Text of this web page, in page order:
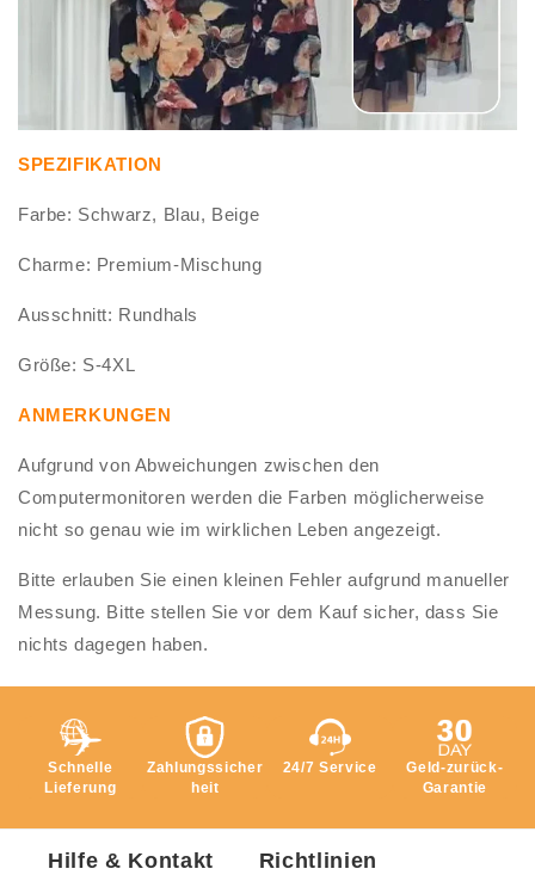
SPEZIFIKATION
Farbe: Schwarz, Blau, Beige
Charme: Premium-Mischung
Ausschnitt: Rundhals
Größe: S-4XL
ANMERKUNGEN
Aufgrund von Abweichungen zwischen den
Computermonitoren werden die Farben möglicherweise
nicht so genau wie im wirklichen Leben angezeigt.
Bitte erlauben Sie einen kleinen Fehler aufgrund manueller
Messung. Bitte stellen Sie vor dem Kauf sicher, dass Sie
nichts dagegen haben.
Schnelle
Lieferung
Zahlungssicher
heit
24/7 Service
Geld-zurück-
Garantie
Hilfe & Kontakt Richtlinien